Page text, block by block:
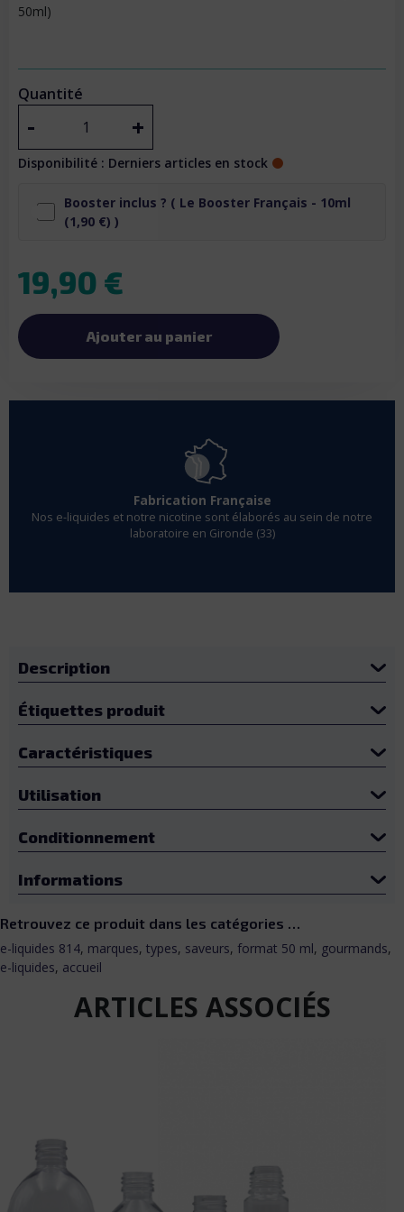
50ml)
Quantité
+
-
Disponibilité : Derniers articles en stock
Booster inclus ? ( Le Booster Français - 10ml
(1,90 €) )
19,90 €
Ajouter au panier
Fabrication Française
Nos e-liquides et notre nicotine sont élaborés au sein de notre
laboratoire en Gironde (33)
Description
Étiquettes produit
Caractéristiques
Utilisation
Conditionnement
Informations
Retrouvez ce produit dans les catégories …
e-liquides 814, marques, types, saveurs, format 50 ml, gourmands,
e-liquides, accueil
ARTICLES ASSOCIÉS